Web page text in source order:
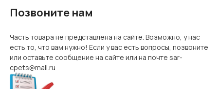
Позвоните нам
Часть товара не представлена на сайте. Возможно, у нас
есть то, что вам нужно! Если у вас есть вопросы, позвоните
или оставьте сообщение на сайте или на почте sar-
cpets@mail.ru